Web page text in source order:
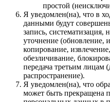
простой
Я уведомлен(на), что в
данными будут
запись, систематизация,
уточнение (обновление,
копирование,
обезличивание,
передача третьим лицам
распространение).
Я уведомлен(на), что
может быть прекращена